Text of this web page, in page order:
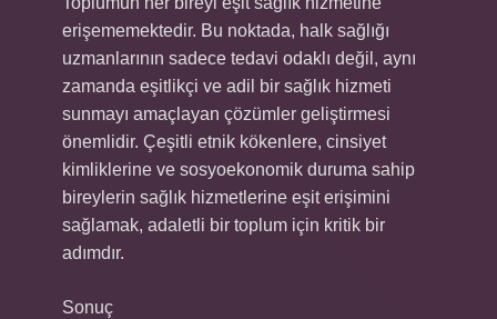
erişememektedir. Bu noktada, halk sağlığı
uzmanlarının sadece tedavi odaklı değil, aynı
zamanda eşitlikçi ve adil bir sağlık hizmeti
sunmayı amaçlayan çözümler geliştirmesi
önemlidir. Çeşitli etnik kökenlere, cinsiyet
kimliklerine ve sosyoekonomik duruma sahip
bireylerin sağlık hizmetlerine eşit erişimini
sağlamak, adaletli bir toplum için kritik bir
adımdır.
Sonuç